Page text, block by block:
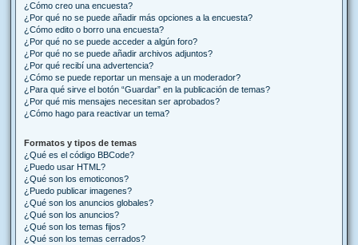
¿Cómo creo una encuesta?
¿Por qué no se puede añadir más opciones a la encuesta?
¿Cómo edito o borro una encuesta?
¿Por qué no se puede acceder a algún foro?
¿Por qué no se puede añadir archivos adjuntos?
¿Por qué recibí una advertencia?
¿Cómo se puede reportar un mensaje a un moderador?
¿Para qué sirve el botón “Guardar” en la publicación de temas?
¿Por qué mis mensajes necesitan ser aprobados?
¿Cómo hago para reactivar un tema?
Formatos y tipos de temas
¿Qué es el código BBCode?
¿Puedo usar HTML?
¿Qué son los emoticonos?
¿Puedo publicar imagenes?
¿Qué son los anuncios globales?
¿Qué son los anuncios?
¿Qué son los temas fijos?
¿Qué son los temas cerrados?